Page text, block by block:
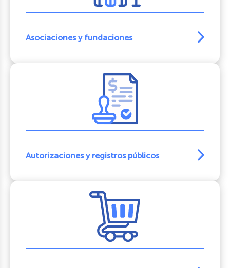
Asociaciones y fundaciones
Autorizaciones y registros públicos